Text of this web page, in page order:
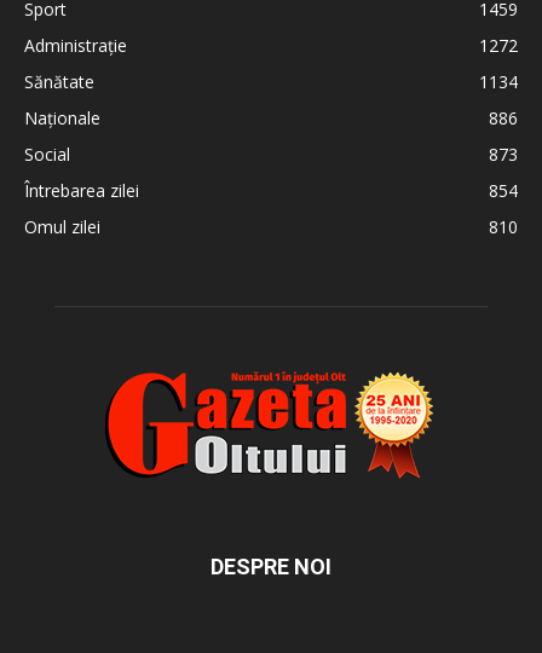
Sport
1459
Administrație
1272
Sănătate
1134
Naționale
886
Social
873
Întrebarea zilei
854
Omul zilei
810
DESPRE NOI